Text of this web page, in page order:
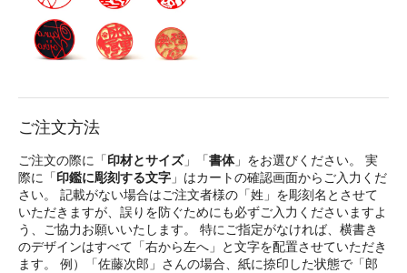
ご注文方法
ご注文の際に「印材とサイズ」「書体」をお選びください。 実
際に「印鑑に彫刻する文字 」はカートの確認画面からご入力くだ
さい。 記載がない場合はご注文者様の「姓」を彫刻名とさせて
いただきますが、誤りを防ぐためにも必ずご入力くださいますよ
う、ご協力お願いいたします。 特にご指定がなければ、横書き
のデザインはすべて「右から左へ」と文字を配置させていただき
ます。 例）「佐藤次郎」さんの場合、紙に捺印した状態で「郎